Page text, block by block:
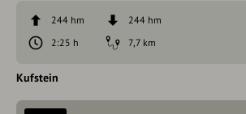
244 hm
244 hm
2:25 h
7,7 km
Kufstein